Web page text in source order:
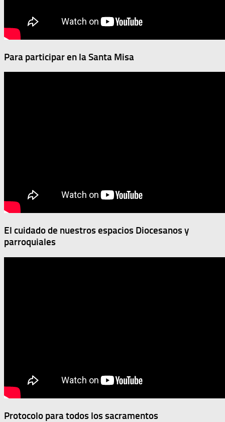
Para participar en la Santa Misa
El cuidado de nuestros espacios Diocesanos y
parroquiales
Protocolo para todos los sacramentos